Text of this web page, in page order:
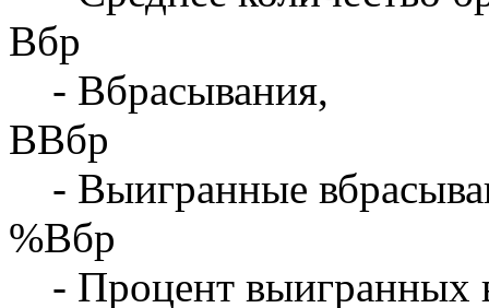
Вбр
- Вбрасывания,
ВВбр
- Выигранные
%Вбр
- Процент выигранных